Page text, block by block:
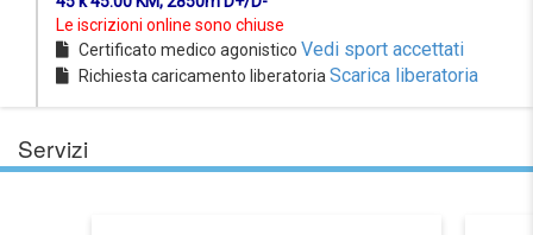
Le iscrizioni online sono chiuse
Certificato medico agonistico Vedi sport accettati
Richiesta caricamento liberatoria Scarica liberatoria
Servizi